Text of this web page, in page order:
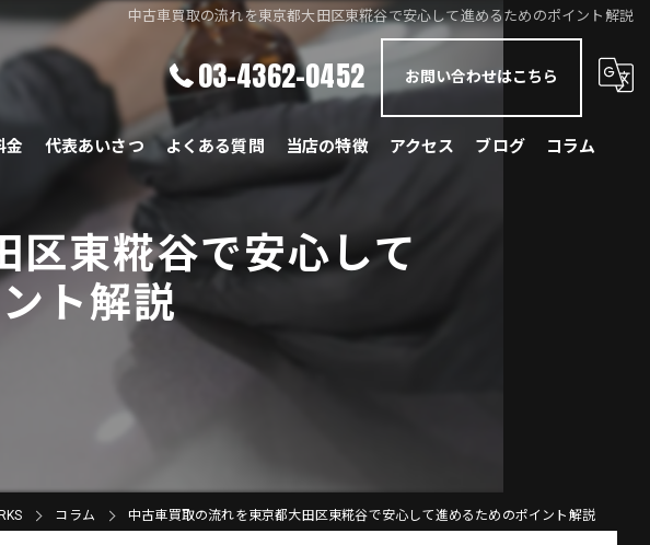
中古車買取の流れを東京都大田区東糀谷で安心して進めるためのポイント解説
03-4362-0452 お問い合わせはこちら
金 代表あいさつ よくある質問 当店の特徴
BMW
アクセス ブログ コラム
区東糀谷で安心して
ト解説
コラム 中古車買取の流れを東京都大田区東糀谷で安心して進めるためのポイント解説